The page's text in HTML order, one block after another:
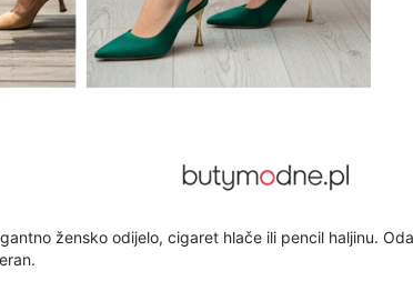
žensko odijelo, cigaret hlače ili pencil haljinu.